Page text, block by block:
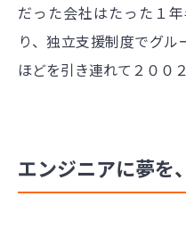
だった会社はたった１
り、独立支援制度でグ
ほどを引き連れて２００
エンジニアに夢を